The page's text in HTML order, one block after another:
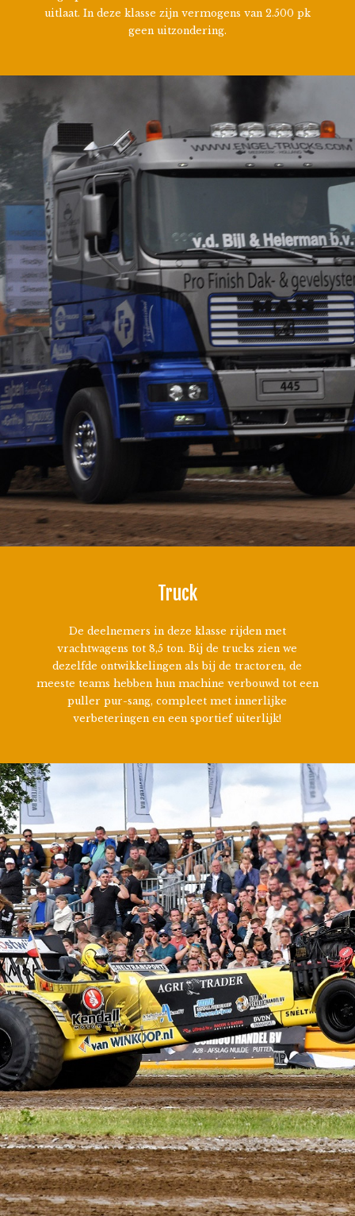
uitlaat. In deze klasse zijn vermogens van 2.500 pk
geen uitzondering.
Truck
De deelnemers in deze klasse rijden met
vrachtwagens tot 8,5 ton. Bij de trucks zien we
dezelfde ontwikkelingen als bij de tractoren, de
meeste teams hebben hun machine verbouwd tot een
puller pur-sang, compleet met innerlijke
verbeteringen en een sportief uiterlijk!